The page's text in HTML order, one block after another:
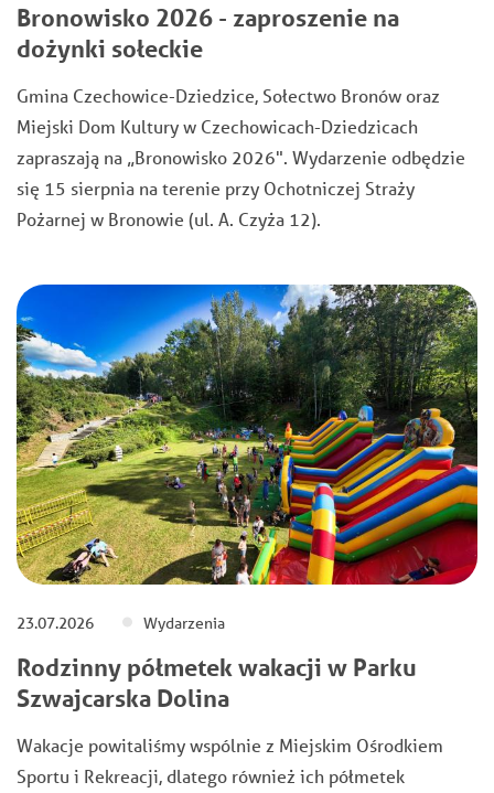
Bronowisko 2026 - zaproszenie na
dożynki sołeckie
Gmina Czechowice-Dziedzice, Sołectwo Bronów oraz
Miejski Dom Kultury w Czechowicach-Dziedzicach
zapraszają na „Bronowisko 2026". Wydarzenie odbędzie
się 15 sierpnia na terenie przy Ochotniczej Straży
Pożarnej w Bronowie (ul. A. Czyża 12).
23.07.2026 Wydarzenia
Rodzinny półmetek wakacji w Parku
Szwajcarska Dolina
Wakacje powitaliśmy wspólnie z Miejskim Ośrodkiem
Sportu i Rekreacji, dlatego również ich półmetek